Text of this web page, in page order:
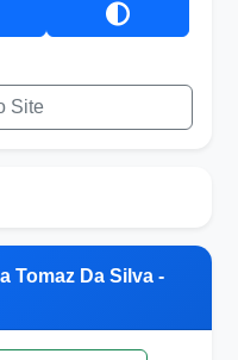
Site
Tomaz Da Silva -